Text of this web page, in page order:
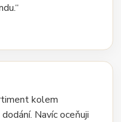
kolem
Navíc oceňuji